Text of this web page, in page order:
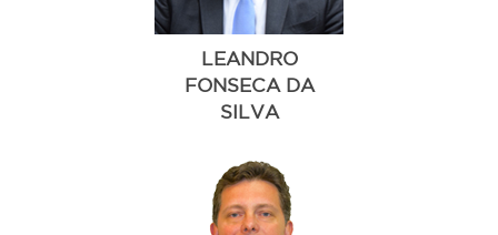
LEANDRO
FONSECA DA
SILVA